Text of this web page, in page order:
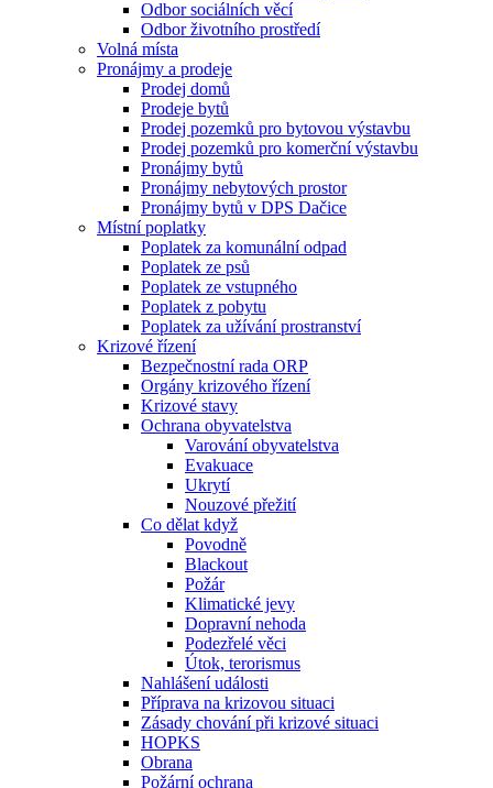
Odbor sociálních věcí
Odbor životního prostředí
Volná místa
Pronájmy a prodeje
Prodej domů
Prodeje bytů
Prodej pozemků pro bytovou výstavbu
Prodej pozemků pro komerční výstavbu
Pronájmy bytů
Pronájmy nebytových prostor
Pronájmy bytů v DPS Dačice
Místní poplatky
Poplatek za komunální odpad
Poplatek ze psů
Poplatek ze vstupného
Poplatek z pobytu
Poplatek za užívání prostranství
Krizové řízení
Bezpečnostní rada ORP
Orgány krizového řízení
Krizové stavy
Ochrana obyvatelstva
Varování obyvatelstva
Evakuace
Ukrytí
Nouzové přežití
Co dělat když
Povodně
Blackout
Požár
Klimatické jevy
Dopravní nehoda
Podezřelé věci
Útok, terorismus
Nahlášení události
Příprava na krizovou situaci
Zásady chování při krizové situaci
HOPKS
Obrana
Požární ochrana